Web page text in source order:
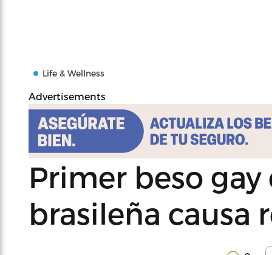
Life & Wellness
Advertisements
Primer beso
brasileña causa